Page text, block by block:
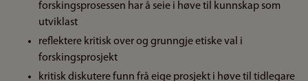
forskingsprosessen har å seie i høve til kunnskap som
utviklast
reflektere kritisk over og grunngje etiske val i
forskingsprosjekt
kritisk diskutere funn frå eige prosjekt i høve til tidlegare